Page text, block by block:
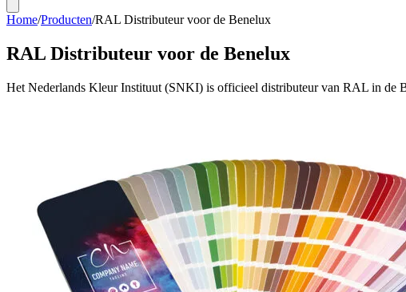
Home/Producten/RAL Distributeur voor de Benelux
RAL Distributeur voor de Benelux
Het Nederlands Kleur Instituut (SNKI) is officieel distributeur van RAL in de